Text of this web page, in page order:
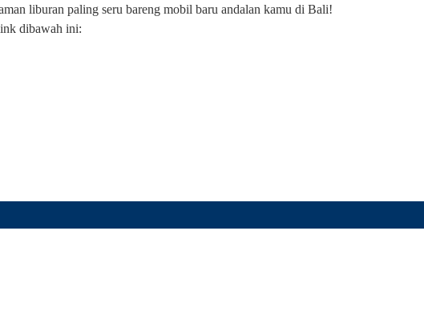
liburan paling seru bareng mobil baru andalan kamu di Bali!
dibawah ini: